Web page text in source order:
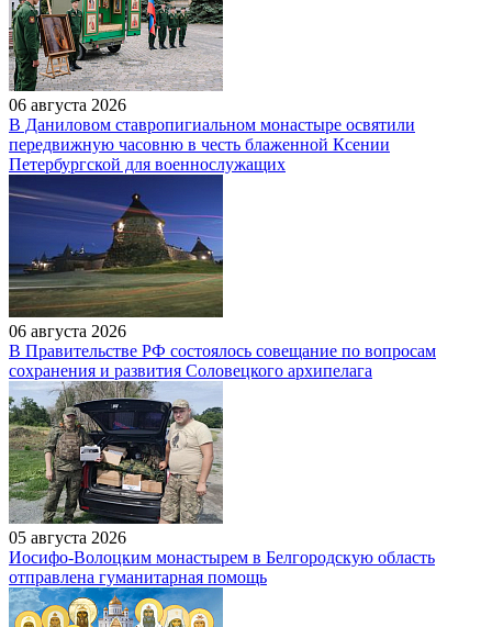
06 августа 2026
В Даниловом ставропигиальном монастыре освятили
передвижную часовню в честь блаженной Ксении
Петербургской для военнослужащих
06 августа 2026
В Правительстве РФ состоялось совещание по вопросам
сохранения и развития Соловецкого архипелага
05 августа 2026
Иосифо-Волоцким монастырем в Белгородскую область
отправлена гуманитарная помощь